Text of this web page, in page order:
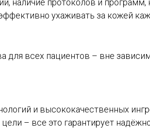
наличие протоколов и
ухаживать за кожей
для всех пациентов – вне
и высококачественных
– все это гарантирует